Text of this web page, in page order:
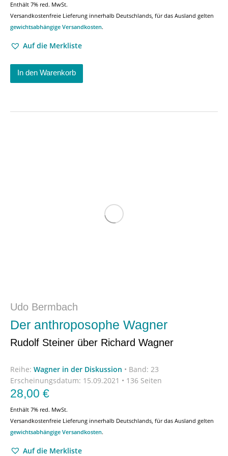
Enthält 7% red. MwSt.
Versandkostenfreie Lieferung innerhalb Deutschlands, für das Ausland gelten
gewichtsabhängige Versandkosten.
Auf die Merkliste
In den Warenkorb
Udo Bermbach
Der anthroposophe Wagner
Rudolf Steiner über Richard Wagner
Reihe: Wagner in der Diskussion • Band: 23
Erscheinungsdatum: 15.09.2021 • 136 Seiten
28,00 €
Enthält 7% red. MwSt.
Versandkostenfreie Lieferung innerhalb Deutschlands, für das Ausland gelten
gewichtsabhängige Versandkosten.
Auf die Merkliste